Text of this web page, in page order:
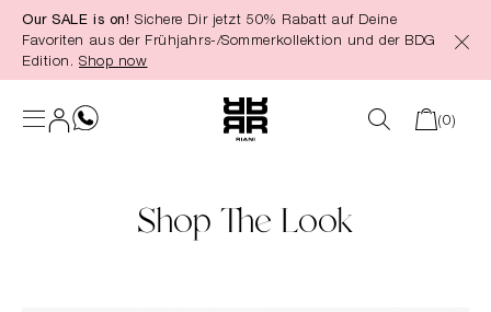
springen
Our SALE is on! Sichere Dir jetzt 50% Rabatt auf Deine
Favoriten aus der Frühjahrs-/Sommerkollektion und der BDG
Edition. Shop now
(0)
Shop The Look